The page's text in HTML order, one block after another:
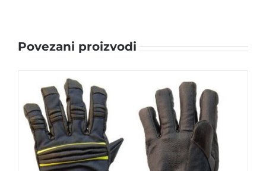
Povezani proizvodi